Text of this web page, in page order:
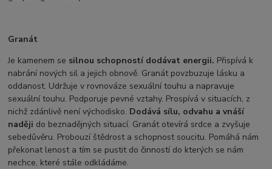
Granát
Je kamenem se silnou schopností dodávat energii. Přispívá k
nabrání nových sil a jejich obnově. Granát povzbuzuje lásku a
oddanost. Udržuje v rovnováze sexuální touhu a napravuje
sexuální touhu. Podporuje pevné vztahy. Prospívá v situacích, z
nichž zdánlivě není východisko. Dodává sílu, odvahu a vnáší
naději do beznadějných situací. Granát otevírá srdce a zvyšuje
sebedůvěru. Probouzí štědrost a schopnost soucitu. Pomáhá nám
překonat lenost a tím se pustit do činností do kterých se nám
nechce, které stále odkládáme.